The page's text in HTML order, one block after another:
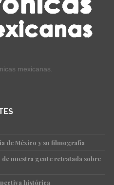
mexicanas.
de México y su filmografía
nuestra gente retratada sobre
histórica